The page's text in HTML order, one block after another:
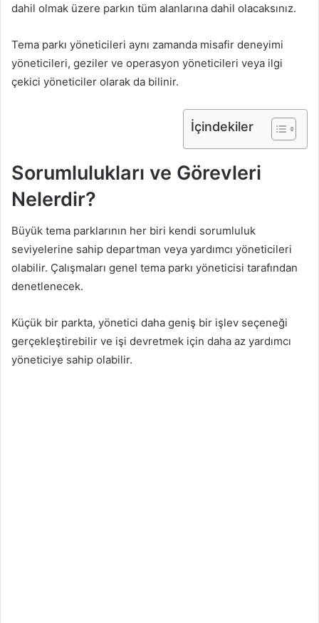
dahil olmak üzere parkın tüm alanlarına dahil olacaksınız.
Tema parkı yöneticileri aynı zamanda misafir deneyimi
yöneticileri, geziler ve operasyon yöneticileri veya ilgi
çekici yöneticiler olarak da bilinir.
İçindekiler
Sorumlulukları ve Görevleri
Nelerdir?
Büyük tema parklarının her biri kendi sorumluluk
seviyelerine sahip departman veya yardımcı yöneticileri
olabilir. Çalışmaları genel tema parkı yöneticisi tarafından
denetlenecek.
Küçük bir parkta, yönetici daha geniş bir işlev seçeneği
gerçekleştirebilir ve işi devretmek için daha az yardımcı
yöneticiye sahip olabilir.